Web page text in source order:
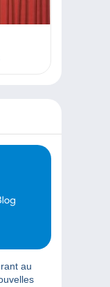
au